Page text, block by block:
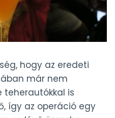
hogy az eredeti
már nem
is
így az operáció egy